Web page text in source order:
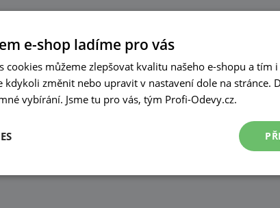
e-shop ladíme pro vás
cookies můžeme zlepšovat kvalitu našeho e-shopu a tím
kdykoli změnit nebo upravit v nastavení dole na stránce.
vybírání. Jsme tu pro vás, tým Profi-Odevy.cz.